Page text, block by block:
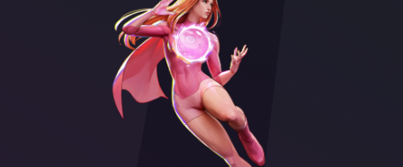
Character illustration of Atom Eve